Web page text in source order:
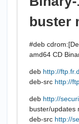
buster
#deb
amd64 CD
deb http://
deb-src http://
deb http://
buster/updates
deb-src http://